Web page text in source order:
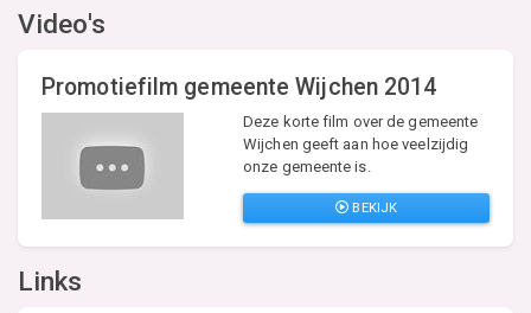
Video's
Promotiefilm gemeente Wijchen 2014
Deze korte film over de gemeente
Wijchen geeft aan hoe veelzijdig
onze gemeente is.
BEKIJK
Links